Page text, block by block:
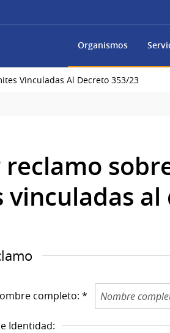
Organismos
Vinculadas Al Decreto 353/23
reclamo
al
completo: *
Identidad: